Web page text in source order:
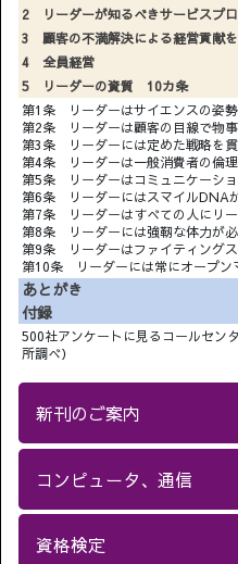
2 リーダーが知るべきサービスプ
3 顧客の不満解決による経営貢献
4 全員経営
5 リーダーの資質 10カ条
第1条 リーダーはサイエンスの姿
第2条 リーダーは顧客の目線で物
第3条 リーダーには定めた戦略を
第4条 リーダーは一般消費者の倫
第5条 リーダーはコミュニケーシ
第6条 リーダーにはスマイルDNA
第7条 リーダーはすべての人にリ
第8条 リーダーには強靭な体力が
第9条 リーダーはファイティング
第10条 リーダーには常にオープン
あとがき
付録
500社アンケートに見るコールセン
所調べ）
新刊のご案内
コンピュータ、通信
資格検定